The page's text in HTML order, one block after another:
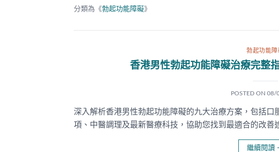
分類為《勃起功能障礙》
勃起功能障
香港男性勃起功能障礙治療完整
POSTED ON 08/
深入解析香港男性勃起功能障礙的九大治療方案，包括
項、中醫調理及最新醫療科技，協助您找到最適合的改善
繼續閱讀